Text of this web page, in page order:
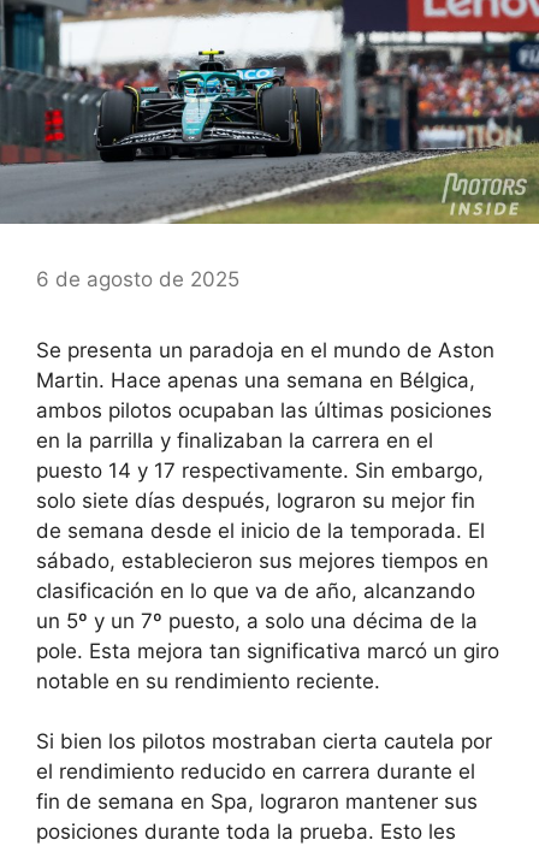
6 de agosto de 2025
Se presenta un paradoja en el mundo de Aston
Martin. Hace apenas una semana en Bélgica,
ambos pilotos ocupaban las últimas posiciones
en la parrilla y finalizaban la carrera en el
puesto 14 y 17 respectivamente. Sin embargo,
solo siete días después, lograron su mejor fin
de semana desde el inicio de la temporada. El
sábado, establecieron sus mejores tiempos en
clasificación en lo que va de año, alcanzando
un 5º y un 7º puesto, a solo una décima de la
pole. Esta mejora tan significativa marcó un giro
notable en su rendimiento reciente.
Si bien los pilotos mostraban cierta cautela por
el rendimiento reducido en carrera durante el
fin de semana en Spa, lograron mantener sus
posiciones durante toda la prueba. Esto les